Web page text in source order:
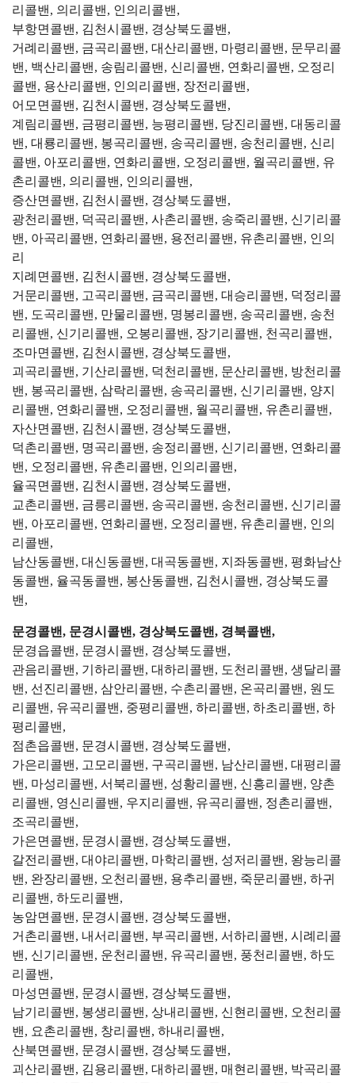
리콜밴, 의리콜밴, 인의리콜밴,
부항면콜밴, 김천시콜밴, 경상북도콜밴,
거례리콜밴, 금곡리콜밴, 대산리콜밴, 마령리콜밴, 문무리콜
밴, 백산리콜밴, 송림리콜밴, 신리콜밴, 연화리콜밴, 오정리
콜밴, 용산리콜밴, 인의리콜밴, 장전리콜밴,
어모면콜밴, 김천시콜밴, 경상북도콜밴,
계림리콜밴, 금평리콜밴, 능평리콜밴, 당진리콜밴, 대동리콜
밴, 대룡리콜밴, 봉곡리콜밴, 송곡리콜밴, 송천리콜밴, 신리
콜밴, 아포리콜밴, 연화리콜밴, 오정리콜밴, 월곡리콜밴, 유
촌리콜밴, 의리콜밴, 인의리콜밴,
증산면콜밴, 김천시콜밴, 경상북도콜밴,
광천리콜밴, 덕곡리콜밴, 사촌리콜밴, 송죽리콜밴, 신기리콜
밴, 아곡리콜밴, 연화리콜밴, 용전리콜밴, 유촌리콜밴, 인의
리
지례면콜밴, 김천시콜밴, 경상북도콜밴,
거문리콜밴, 고곡리콜밴, 금곡리콜밴, 대승리콜밴, 덕정리콜
밴, 도곡리콜밴, 만물리콜밴, 명봉리콜밴, 송곡리콜밴, 송천
리콜밴, 신기리콜밴, 오봉리콜밴, 장기리콜밴, 천곡리콜밴,
조마면콜밴, 김천시콜밴, 경상북도콜밴,
괴곡리콜밴, 기산리콜밴, 덕천리콜밴, 문산리콜밴, 방천리콜
밴, 봉곡리콜밴, 삼락리콜밴, 송곡리콜밴, 신기리콜밴, 양지
리콜밴, 연화리콜밴, 오정리콜밴, 월곡리콜밴, 유촌리콜밴,
자산면콜밴, 김천시콜밴, 경상북도콜밴,
덕촌리콜밴, 명곡리콜밴, 송정리콜밴, 신기리콜밴, 연화리콜
밴, 오정리콜밴, 유촌리콜밴, 인의리콜밴,
율곡면콜밴, 김천시콜밴, 경상북도콜밴,
교촌리콜밴, 금릉리콜밴, 송곡리콜밴, 송천리콜밴, 신기리콜
밴, 아포리콜밴, 연화리콜밴, 오정리콜밴, 유촌리콜밴, 인의
리콜밴,
남산동콜밴, 대신동콜밴, 대곡동콜밴, 지좌동콜밴, 평화남산
동콜밴, 율곡동콜밴, 봉산동콜밴, 김천시콜밴, 경상북도콜
밴,
문경콜밴, 문경시콜밴, 경상북도콜밴, 경북콜밴,
문경읍콜밴, 문경시콜밴, 경상북도콜밴,
관음리콜밴, 기하리콜밴, 대하리콜밴, 도천리콜밴, 생달리콜
밴, 선진리콜밴, 삼안리콜밴, 수촌리콜밴, 온곡리콜밴, 원도
리콜밴, 유곡리콜밴, 중평리콜밴, 하리콜밴, 하초리콜밴, 하
평리콜밴,
점촌읍콜밴, 문경시콜밴, 경상북도콜밴,
가은리콜밴, 고모리콜밴, 구곡리콜밴, 남산리콜밴, 대평리콜
밴, 마성리콜밴, 서북리콜밴, 성황리콜밴, 신흥리콜밴, 양촌
리콜밴, 영신리콜밴, 우지리콜밴, 유곡리콜밴, 정촌리콜밴,
조곡리콜밴,
가은면콜밴, 문경시콜밴, 경상북도콜밴,
갈전리콜밴, 대야리콜밴, 마학리콜밴, 성저리콜밴, 왕능리콜
밴, 완장리콜밴, 오천리콜밴, 용추리콜밴, 죽문리콜밴, 하귀
리콜밴, 하도리콜밴,
농암면콜밴, 문경시콜밴, 경상북도콜밴,
거촌리콜밴, 내서리콜밴, 부곡리콜밴, 서하리콜밴, 시례리콜
밴, 신기리콜밴, 운천리콜밴, 유곡리콜밴, 풍천리콜밴, 하도
리콜밴,
마성면콜밴, 문경시콜밴, 경상북도콜밴,
남기리콜밴, 봉생리콜밴, 상내리콜밴, 신현리콜밴, 오천리콜
밴, 요촌리콜밴, 창리콜밴, 하내리콜밴,
산북면콜밴, 문경시콜밴, 경상북도콜밴,
괴산리콜밴, 김용리콜밴, 대하리콜밴, 매현리콜밴, 박곡리콜